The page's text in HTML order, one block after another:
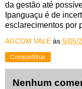
da gestão até
Ipanguaçu é de
esclarecimentos por
AGCOM VALE às 5/05/
Compartilhar
Nenhum